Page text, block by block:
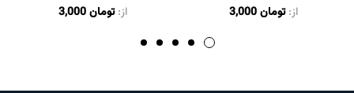
از:تومان3,000 از:تومان3,000